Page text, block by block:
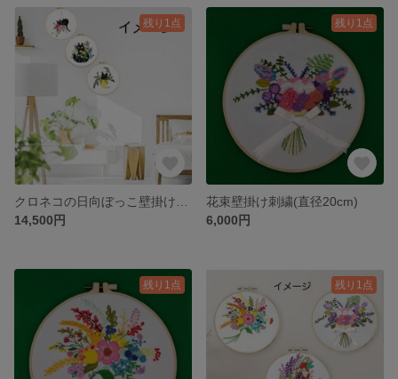
残り1点
14,500円
残り1点
花束壁掛け刺繍(直径20cm)
6,000円
残り1点 残り1点